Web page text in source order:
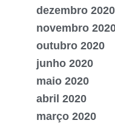
dezembro 2020
novembro
outubro 2020
junho 2020
maio 2020
abril 2020
março 2020